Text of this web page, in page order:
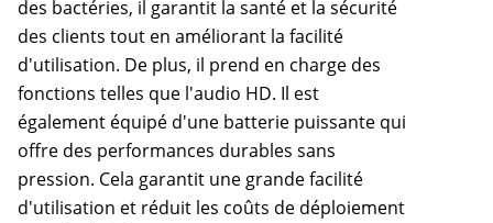
des bactéries, il garantit la santé et la sécurité
des clients tout en améliorant la facilité
d'utilisation. De plus, il prend en charge des
fonctions telles que l'audio HD. Il est
également équipé d'une batterie puissante qui
offre des performances durables sans
pression. Cela garantit une grande facilité
d'utilisation et réduit les coûts de déploiement